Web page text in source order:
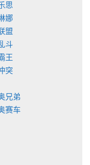
思
娜
盟
斗
王
突
兄弟
赛车